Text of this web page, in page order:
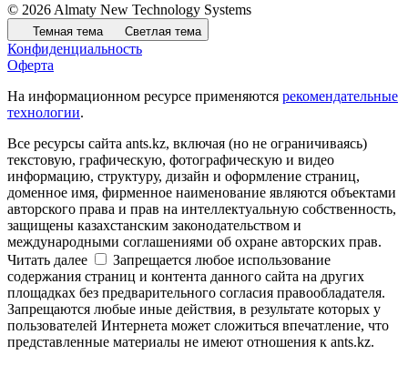
© 2026 Almaty New Technology Systems
Темная тема Светлая тема
Конфиденциальность
Оферта
На информационном ресурсе применяются рекомендательные
технологии.
Все ресурсы сайта ants.kz, включая (но не ограничиваясь)
текстовую, графическую, фотографическую и видео
информацию, структуру, дизайн и оформление страниц,
доменное имя, фирменное наименование являются объектами
авторского права и прав на интеллектуальную собственность,
защищены казахстанским законодательством и
международными соглашениями об охране авторских прав.
Читать далее
Запрещается любое использование
содержания страниц и контента данного сайта на других
площадках без предварительного согласия правообладателя.
Запрещаются любые иные действия, в результате которых у
пользователей Интернета может сложиться впечатление, что
представленные материалы не имеют отношения к ants.kz.